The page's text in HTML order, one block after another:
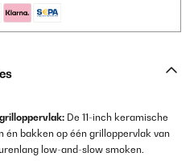
De 11-inch keramische
bakken op één grilloppervlak van
low-and-slow smoken.